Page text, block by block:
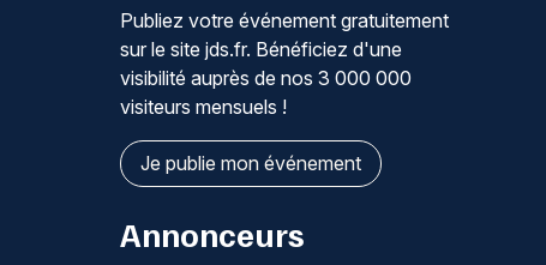
Publiez votre événement gratuitement
sur le site jds.fr. Bénéficiez d'une
visibilité auprès de nos 3 000 000
visiteurs mensuels !
Je publie mon événement
Annonceurs